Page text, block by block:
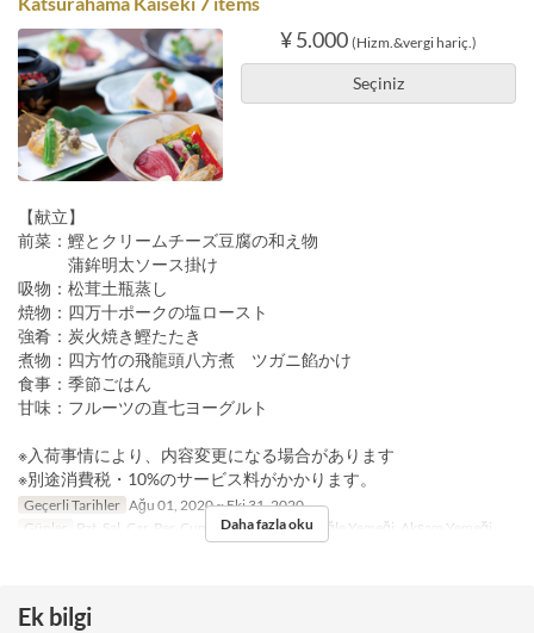
¥ 5.000 (Hizm.&vergi hariç.)
Seçiniz
【献立】
前菜：鰹とクリームチーズ豆腐の和え物
蒲鉾明太ソース掛け
吸物：松茸土瓶蒸し
焼物：四万十ポークの塩ロースト
強肴：炭火焼き鰹たたき
煮物：四方竹の飛龍頭八方煮 ツガニ餡かけ
食事：季節ごはん
甘味：フルーツの直七ヨーグルト
※入荷事情により、内容変更になる場合があります
※別途消費税・10%のサービス料がかかります。
Geçerli Tarihler Ağu 01, 2020 ~ Eki 31, 2020
Günler
Pzt, Sal, Çar, Per, Cum, Cmt Öğünler Öğle Yemeği, Akşam Yemeği
Daha fazla oku
Ek bilgi